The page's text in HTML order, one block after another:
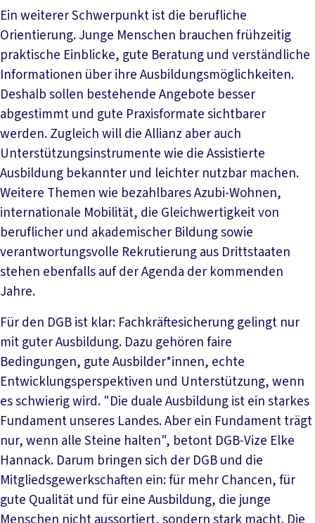
Ein weiterer Schwerpunkt ist die berufliche
Orientierung. Junge Menschen brauchen frühzeitig
praktische Einblicke, gute Beratung und verständliche
Informationen über ihre Ausbildungsmöglichkeiten.
Deshalb sollen bestehende Angebote besser
abgestimmt und gute Praxisformate sichtbarer
werden. Zugleich will die Allianz aber auch
Unterstützungsinstrumente wie die Assistierte
Ausbildung bekannter und leichter nutzbar machen.
Weitere Themen wie bezahlbares Azubi-Wohnen,
internationale Mobilität, die Gleichwertigkeit von
beruflicher und akademischer Bildung sowie
verantwortungsvolle Rekrutierung aus Drittstaaten
stehen ebenfalls auf der Agenda der kommenden
Jahre.
Für den DGB ist klar: Fachkräftesicherung gelingt nur
mit guter Ausbildung. Dazu gehören faire
Bedingungen, gute Ausbilder*innen, echte
Entwicklungsperspektiven und Unterstützung, wenn
es schwierig wird. "Die duale Ausbildung ist ein starkes
Fundament unseres Landes. Aber ein Fundament trägt
nur, wenn alle Steine halten", betont DGB-Vize Elke
Hannack. Darum bringen sich der DGB und die
Mitgliedsgewerkschaften ein: für mehr Chancen, für
gute Qualität und für eine Ausbildung, die junge